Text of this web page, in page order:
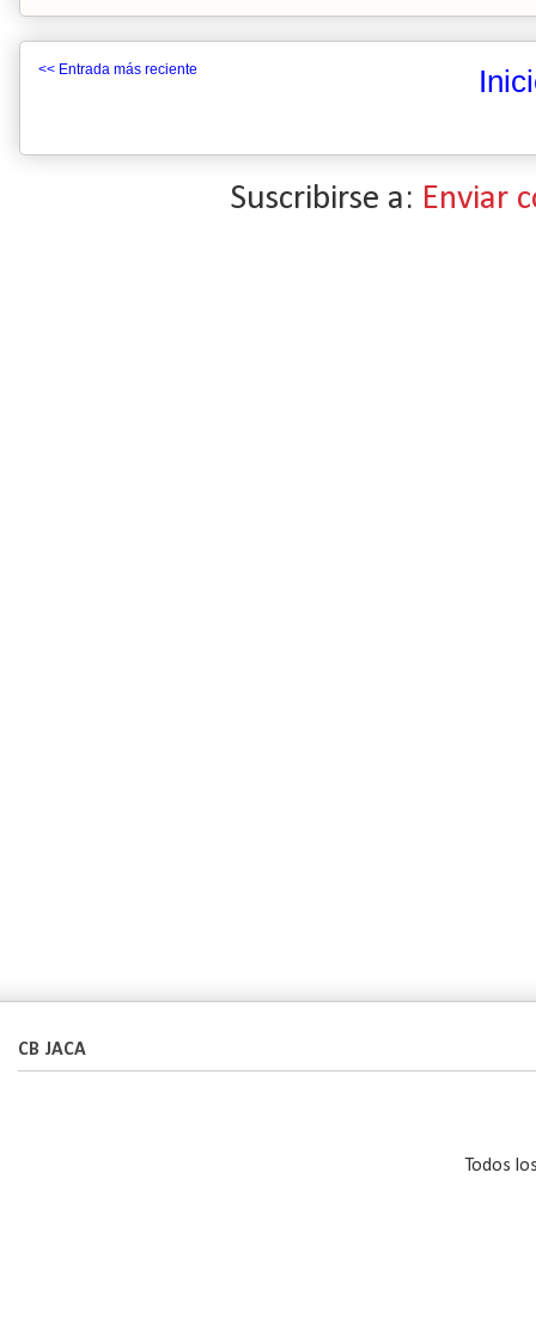
<< Entrada más reciente
Suscribirse a: Enviar
CB JACA
Todos